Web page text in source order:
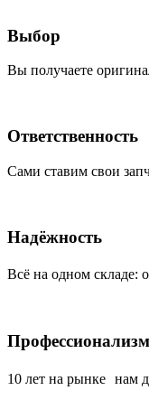
Выбор
Вы получаете
Ответственность
Сами ставим свои
Надёжность
Всё на одном складе:
Профессионализм
10 лет на рынке нам